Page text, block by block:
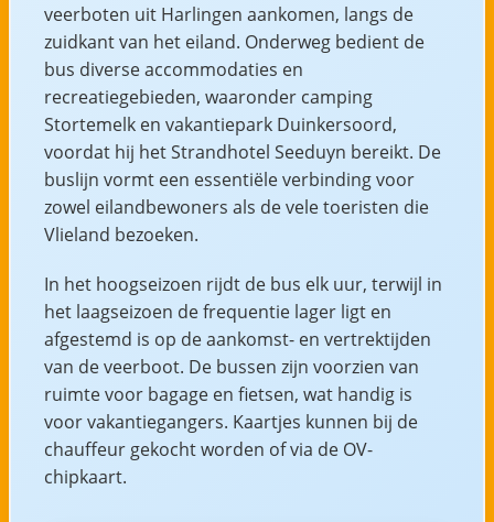
veerboten uit Harlingen aankomen, langs de
zuidkant van het eiland. Onderweg bedient de
bus diverse accommodaties en
recreatiegebieden, waaronder camping
Stortemelk en vakantiepark Duinkersoord,
voordat hij het Strandhotel Seeduyn bereikt. De
buslijn vormt een essentiële verbinding voor
zowel eilandbewoners als de vele toeristen die
Vlieland bezoeken.
In het hoogseizoen rijdt de bus elk uur, terwijl in
het laagseizoen de frequentie lager ligt en
afgestemd is op de aankomst- en vertrektijden
van de veerboot. De bussen zijn voorzien van
ruimte voor bagage en fietsen, wat handig is
voor vakantiegangers. Kaartjes kunnen bij de
chauffeur gekocht worden of via de OV-
chipkaart.